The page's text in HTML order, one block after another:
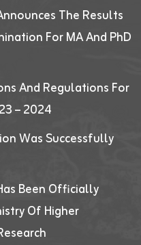
The Results
For MA And PhD
And Regulations For
– 2024
Was Successfully
Been Officially
Of Higher